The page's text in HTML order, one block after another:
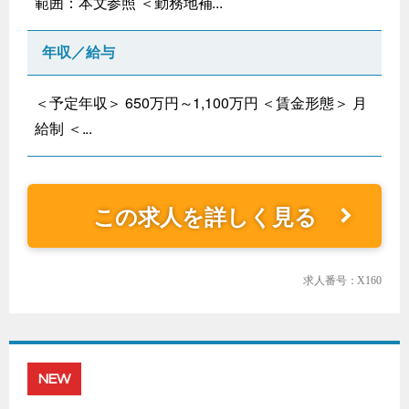
年収／給与
＜予定年収＞ 650万円～1,100万円 ＜賃金形態＞ 月
給制 ＜...
この求人を詳しく見る
求人番号：X160
NEW